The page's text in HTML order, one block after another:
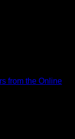
from the Online